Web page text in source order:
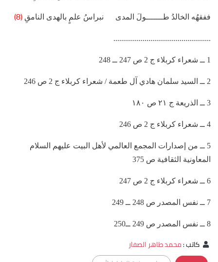
ففقهُه الخالدُ طـــــــولَ المدى نبراسُ علمٍ بالهدى النامقِ (8)
..................................................
1 ــ شعراء كربلاء ج 2 ص 247 ــ 248
2 ــ السيد سلمان هادي آل طعمة / شعراء كربلاء ج 2 ص 246
3 ــ الذريعة ج ٢١ ص ١٨٠
4 ــ شعراء كربلاء ج 2 ص 246
5 ــ من إصدارات المجمع العالمي لأهل البيت عليهم السلام
المعاونية الثقافية ص 375
6 ــ شعراء كربلاء ج 2 ص 247
7 ــ نفس المصدر ص 248 ــ 249
8 ــ نفس المصدر ص 249 ــ250
كاتب:محمد طاهر الصفار